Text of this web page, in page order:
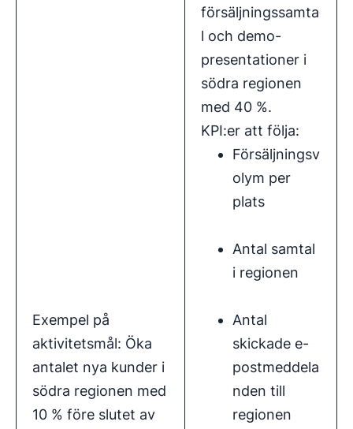
Exempel på
aktivitetsmål: Öka
antalet nya kunder i
södra regionen med
10 % före slutet av
försäljningssamta
l och demo-
presentationer i
södra regionen
med 40 %.
KPI:er att följa:
Försäljningsv
olym per
plats
Antal samtal
i regionen
Antal
skickade e-
postmeddela
nden till
regionen